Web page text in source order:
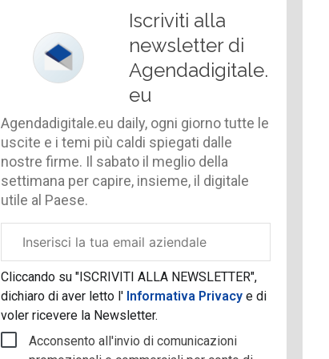
Iscriviti alla
newsletter di
Agendadigitale.
eu
Agendadigitale.eu daily, ogni giorno tutte le
uscite e i temi più caldi spiegati dalle
nostre firme. Il sabato il meglio della
settimana per capire, insieme, il digitale
utile al Paese.
aziendale
Cliccando su "ISCRIVITI ALLA NEWSLETTER",
dichiaro di aver letto l' Informativa Privacye di
voler ricevere la Newsletter.
Acconsento all'invio di comunicazioni